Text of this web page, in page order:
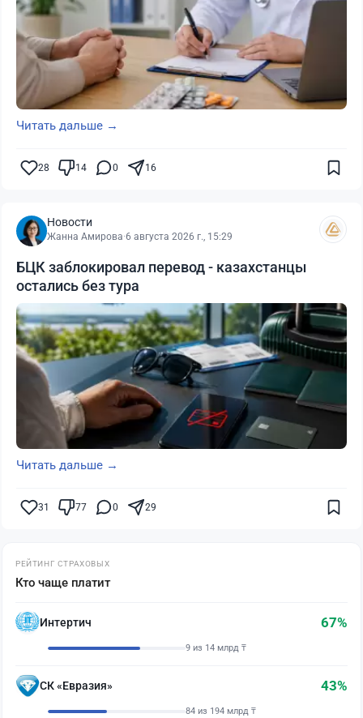
Читать дальше →
28 14 0 16
Новости
Жанна Амирова·6 августа 2026 г., 15:29
БЦК заблокировал перевод - казахстанцы
остались без тура
Читать дальше →
31 77 0 29
РЕЙТИНГ СТРАХОВЫХ
Кто чаще платит
Интертич 67%
9 из 14 млрд ₸
СК «Евразия» 43%
84 из 194 млрд ₸